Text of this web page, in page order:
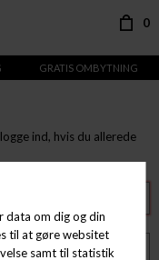
0
GRATIS OMBYTNING
ind, hvis du allerede